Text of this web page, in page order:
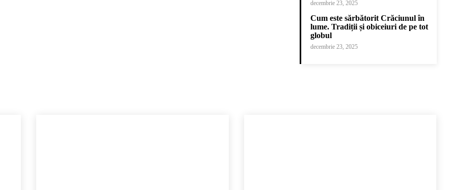
decembrie 23, 2025
Cum este sărbătorit Crăciunul în
lume. Tradiții și obiceiuri de pe tot
globul
decembrie 23, 2025